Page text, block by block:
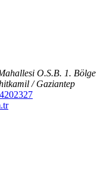
O.S.B. 1. Bölge
/ Gaziantep